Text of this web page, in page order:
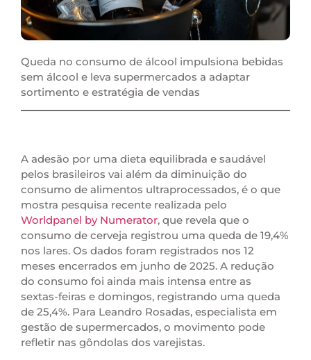
Queda no consumo de álcool impulsiona bebidas
sem álcool e leva supermercados a adaptar
sortimento e estratégia de vendas
A adesão por uma dieta equilibrada e saudável
pelos brasileiros vai além da diminuição do
consumo de alimentos ultraprocessados, é o que
mostra pesquisa recente realizada pelo
Worldpanel by Numerator, que revela que o
consumo de cerveja registrou uma queda de 19,4%
nos lares. Os dados foram registrados nos 12
meses encerrados em junho de 2025. A redução
do consumo foi ainda mais intensa entre as
sextas-feiras e domingos, registrando uma queda
de 25,4%. Para Leandro Rosadas, especialista em
gestão de supermercados, o movimento pode
refletir nas gôndolas dos varejistas.